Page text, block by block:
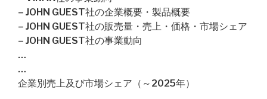
– JOHN GUEST社の企業概要・製品概要
– JOHN GUEST社の販売量・売上・価格・市場シェア
– JOHN GUEST社の事業動向
…
…
企業別売上及び市場シェア（～2025年）